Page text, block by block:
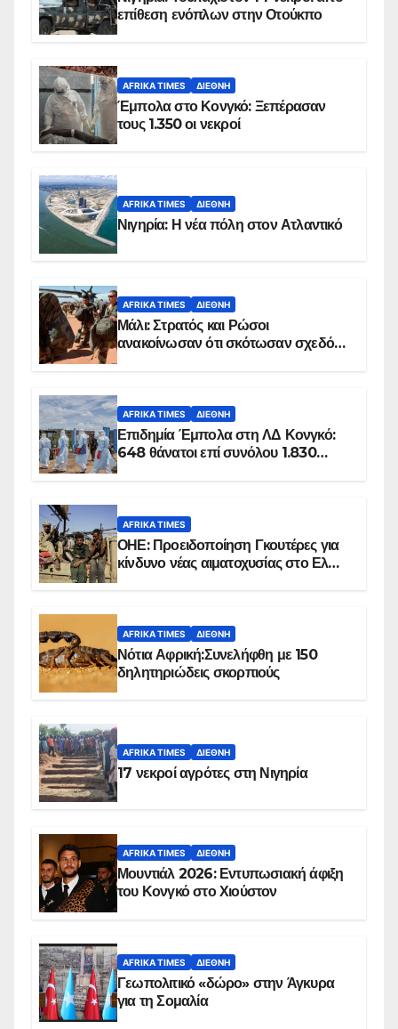
επίθεση ενόπλων στην Οτούκπο
AFRIKA TIMES ΔΙΕΘΝΉ
Έμπολα στο Κονγκό: Ξεπέρασαν
τους 1.350 οι νεκροί
AFRIKA TIMES ΔΙΕΘΝΉ
Νιγηρία: Η νέα πόλη στον Ατλαντικό
AFRIKA TIMES ΔΙΕΘΝΉ
Μάλι: Στρατός και Ρώσοι
ανακοίνωσαν ότι σκότωσαν σχεδόν
AFRIKA TIMES ΔΙΕΘΝΉ
Επιδημία Έμπολα στη ΛΔ Κονγκό:
648 θάνατοι επί συνόλου 1.830
AFRIKA TIMES
ΟΗΕ: Προειδοποίηση Γκουτέρες για
κίνδυνο νέας αιματοχυσίας στο Ελ
AFRIKA TIMES ΔΙΕΘΝΉ
Νότια Αφρική:Συνελήφθη με 150
δηλητηριώδεις σκορπιούς
AFRIKA TIMES ΔΙΕΘΝΉ
17 νεκροί αγρότες στη Νιγηρία
AFRIKA TIMES ΔΙΕΘΝΉ
Μουντιάλ 2026: Εντυπωσιακή άφιξη
του Κονγκό στο Χιούστον
AFRIKA TIMES ΔΙΕΘΝΉ
Γεωπολιτικό «δώρο» στην Άγκυρα
για τη Σομαλία